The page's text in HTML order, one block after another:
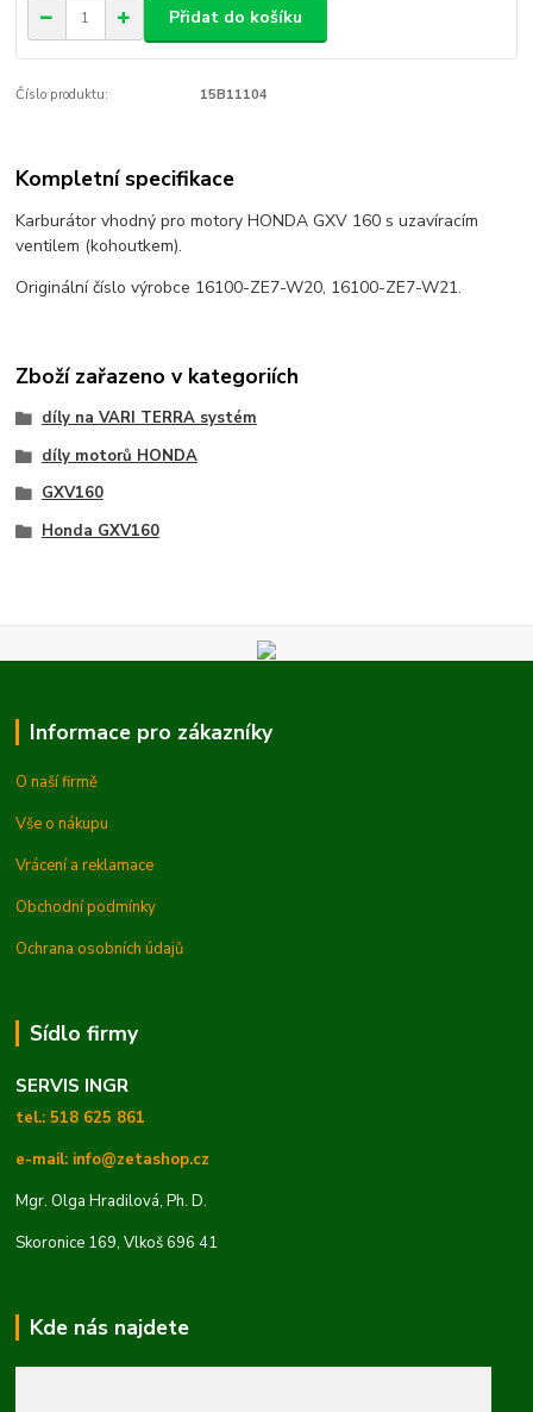
Přidat do košíku
Číslo produktu: 15B11104
Kompletní specifikace
Karburátor vhodný pro motory HONDA GXV 160 s uzavíracím
ventilem (kohoutkem).
Originální číslo výrobce 16100-ZE7-W20, 16100-ZE7-W21.
Zboží zařazeno v kategoriích
díly na VARI TERRA systém
díly motorů HONDA
GXV160
Honda GXV160
Informace pro zákazníky
O naší firmě
Vše o nákupu
Vrácení a reklamace
Obchodní podmínky
Ochrana osobních údajů
Sídlo firmy
SERVIS INGR
tel.: 518 625 861
e-mail: info@zetashop.cz
Mgr. Olga Hradilová, Ph. D.
Skoronice 169, Vlkoš 696 41
Kde nás najdete